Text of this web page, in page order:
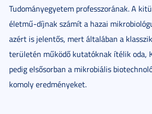
Tudományegyetem professzorának. A
életmű-díjnak számít a hazai
azért is jelentős, mert általában a
területén működő kutatóknak ítélik oda,
pedig elsősorban a mikrobiális
komoly eredményeket.